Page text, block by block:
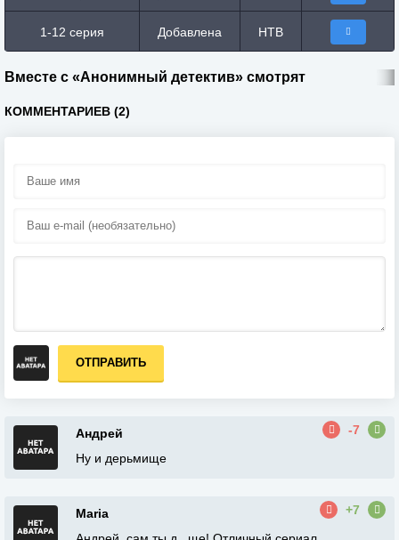
1-12 серия Добавлена НТВ
Вместе с «Анонимный детектив» смотрят
КОММЕНТАРИЕВ (2)
ОТПРАВИТЬ
Андрей
-7
Ну и дерьмище
Maria
+7